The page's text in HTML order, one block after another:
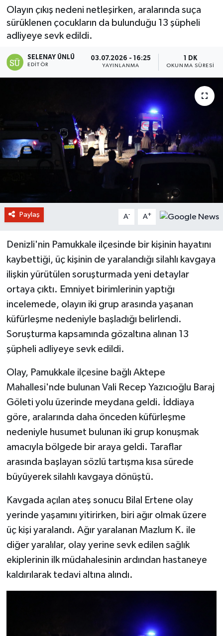
Olayın çıkış nedeni netleşirken, aralarında suça
sürüklenen çocukların da bulunduğu 13 şüpheli
adliyeye sevk edildi.
SELENAY ÜNLÜ
EDITÖR
03.07.2026 - 16:25
YAYINLANMA
1 DK
OKUNMA SÜRESI
Paylaş A- A+
Denizli'nin Pamukkale ilçesinde bir kişinin hayatını
kaybettiği, üç kişinin de yaralandığı silahlı kavgaya
ilişkin yürütülen soruşturmada yeni detaylar
ortaya çıktı. Emniyet birimlerinin yaptığı
incelemede, olayın iki grup arasında yaşanan
küfürleşme nedeniyle başladığı belirlendi.
Soruşturma kapsamında gözaltına alınan 13
şüpheli adliyeye sevk edildi.
Olay, Pamukkale ilçesine bağlı Aktepe
Mahallesi'nde bulunan Vali Recep Yazıcıoğlu Baraj
Göleti yolu üzerinde meydana geldi. İddiaya
göre, aralarında daha önceden küfürleşme
nedeniyle husumet bulunan iki grup konuşmak
amacıyla bölgede bir araya geldi. Taraflar
arasında başlayan sözlü tartışma kısa sürede
büyüyerek silahlı kavgaya dönüştü.
Kavgada açılan ateş sonucu Bilal Ertene olay
yerinde yaşamını yitirirken, biri ağır olmak üzere
üç kişi yaralandı. Ağır yaralanan Mazlum K. ile
diğer yaralılar, olay yerine sevk edilen sağlık
ekiplerinin ilk müdahalesinin ardından hastaneye
kaldırılarak tedavi altına alındı.